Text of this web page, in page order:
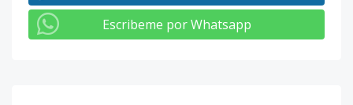
Escribeme por Whatsapp